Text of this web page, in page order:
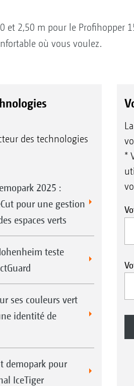
et 2,50 m pour le Profihopper
où vous voulez.
des technologies
2025 :
pour une gestion
espaces verts
teste
ses couleurs vert
identité de
demopark pour
IceTiger
*